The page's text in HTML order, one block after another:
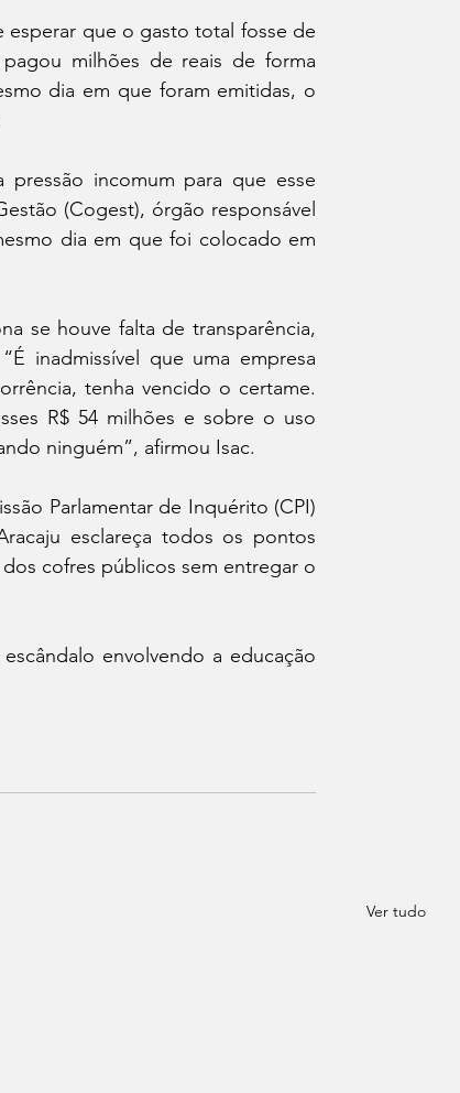
esperar que o gasto total fosse de
milhões de reais de forma
dia em que foram emitidas, o
incomum para que esse
(Cogest), órgão responsável
dia em que foi colocado em
se houve falta de transparência,
inadmissível que uma empresa
tenha vencido o certame.
R$ 54 milhões e sobre o uso
ninguém”, afirmou Isac.
Parlamentar de Inquérito (CPI)
esclareça todos os pontos
cofres públicos sem entregar o
envolvendo a educação
Ver tudo